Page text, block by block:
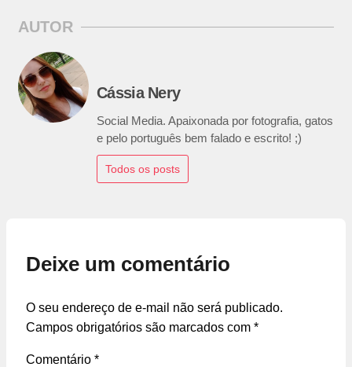
AUTOR
Cássia Nery
Social Media. Apaixonada por fotografia, gatos
e pelo português bem falado e escrito! ;)
Todos os posts
Deixe um comentário
O seu endereço de e-mail não será publicado.
Campos obrigatórios são marcados com *
Comentário *